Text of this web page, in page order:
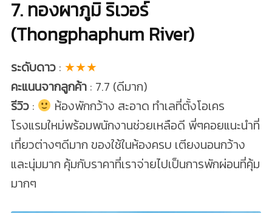
7. ทองผาภูมิ ริเวอร์
(Thongphaphum River)
ระดับดาว: ★★★
คะแนนจากลูกค้า: 7.7 (ดีมาก)
รีวิว:
ห้องพักกว้าง สะอาด ทำเลที่ตั้งโอเคร
โรงแรมใหม่พร้อมพนักงานช่วยเหลือดี พี่ๆคอยแนะนำที่
เที่ยวต่างๆดีมาก ของใช้ในห้องครบ เตียงนอนกว้าง
และนุ่มมาก คุ้มกับราคาที่เราจ่ายไปเป็นการพักผ่อนที่คุ้ม
มากๆ